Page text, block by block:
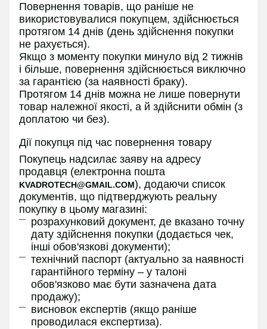
Повернення товарів, що раніше не
використовувалися покупцем, здійснюється
протягом 14 днів (день здійснення покупки
не рахується).
Якщо з моменту покупки минуло від 2 тижнів
і більше, повернення здійснюється виключно
за гарантією (за наявності браку).
Протягом 14 днів можна не лише повернути
товар належної якості, а й здійснити обмін (з
доплатою чи без).
Дії покупця під час повернення товару
Покупець надсилає заяву на адресу
продавця (електронна пошта
KVADROTECH@GMAIL.COM), додаючи список
документів, що підтверджують реальну
покупку в цьому магазині:
розрахунковий документ, де вказано точну
дату здійснення покупки (додається чек,
інші обов'язкові документи);
технічний паспорт (актуально за наявності
гарантійного терміну – у талоні
обов'язково має бути зазначена дата
продажу);
висновок експертів (якщо раніше
проводилася експертиза).